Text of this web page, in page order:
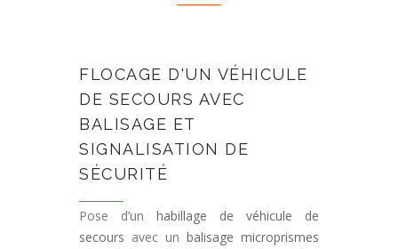
FLOCAGE D'UN VÉHICULE
DE SECOURS AVEC
BALISAGE ET
SIGNALISATION DE
SÉCURITÉ
Pose d’un habillage de véhicule de
secours avec un balisage microprismes